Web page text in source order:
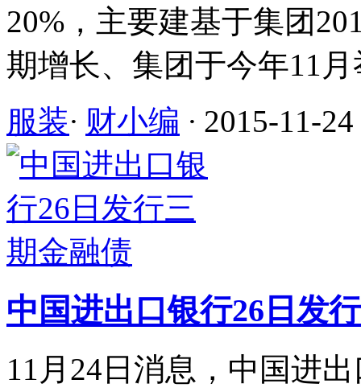
20%，主要建基于集团
期增长、集团于今年11
服装· 财小编 · 2015-11-
中国进出口银行26日发
11月24日消息，中国进